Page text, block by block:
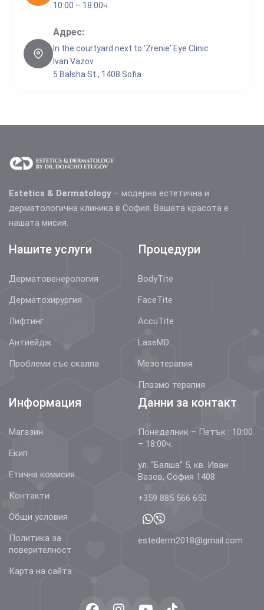
10:00 – 18:00ч.
Адрес:
In the courtyard next to 'Zrenie' Eye Clinic
Ivan Vazov
5 Balsha St., 1408 Sofia
Estetics & Dermatology – модерна естетична и
дерматологична клиника в София. Вашата красота е
нашата мисия.
Нашите услуги
Дерматовенерология
Дерматохирургия
Лифтинг
Антиейдж
Проблеми със скалпа
Процедури
BodyTite
FaceTite
AccuTite
LaseMD
Мезотерапия
Плазмо терапия
Информация
Магазин
Екип
Етична комисия
Контакти
Общи условия
Политика за
поверителност
Карта на сайта
Данни за контакт
Понеделник – Петък : 10:00
– 18:00ч.
ул. “Балша” 5, кв. Иван
Вазов, София 1408
+359 885 566 650
estederm2018@gmail.com